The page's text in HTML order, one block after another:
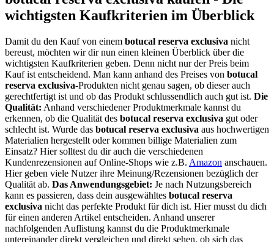
wichtigsten Kaufkriterien im Überblick
Damit du den Kauf von einem botucal reserva exclusiva nicht
bereust, möchten wir dir nun einen kleinen Überblick über die
wichtigsten Kaufkriterien geben. Denn nicht nur der Preis beim
Kauf ist entscheidend. Man kann anhand des Preises von botucal
reserva exclusiva-Produkten nicht genau sagen, ob dieser auch
gerechtfertigt ist und ob das Produkt schlussendlich auch gut ist. Die
Qualität: Anhand verschiedener Produktmerkmale kannst du
erkennen, ob die Qualität des botucal reserva exclusiva gut oder
schlecht ist. Wurde das botucal reserva exclusiva aus hochwertigen
Materialien hergestellt oder kommen billige Materialien zum
Einsatz? Hier solltest du dir auch die verschiedenen
Kundenrezensionen auf Online-Shops wie z.B. Amazon anschauen.
Hier geben viele Nutzer ihre Meinung/Rezensionen bezüglich der
Qualität ab. Das Anwendungsgebiet: Je nach Nutzungsbereich
kann es passieren, dass dein ausgewähltes botucal reserva
exclusiva nicht das perfekte Produkt für dich ist. Hier musst du dich
für einen anderen Artikel entscheiden. Anhand unserer
nachfolgenden Auflistung kannst du die Produktmerkmale
untereinander direkt vergleichen und direkt sehen, ob sich das